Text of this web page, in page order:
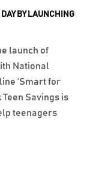
BY LAUNCHING
launch of
National
‘Smart for
Teen Savings is
teenagers